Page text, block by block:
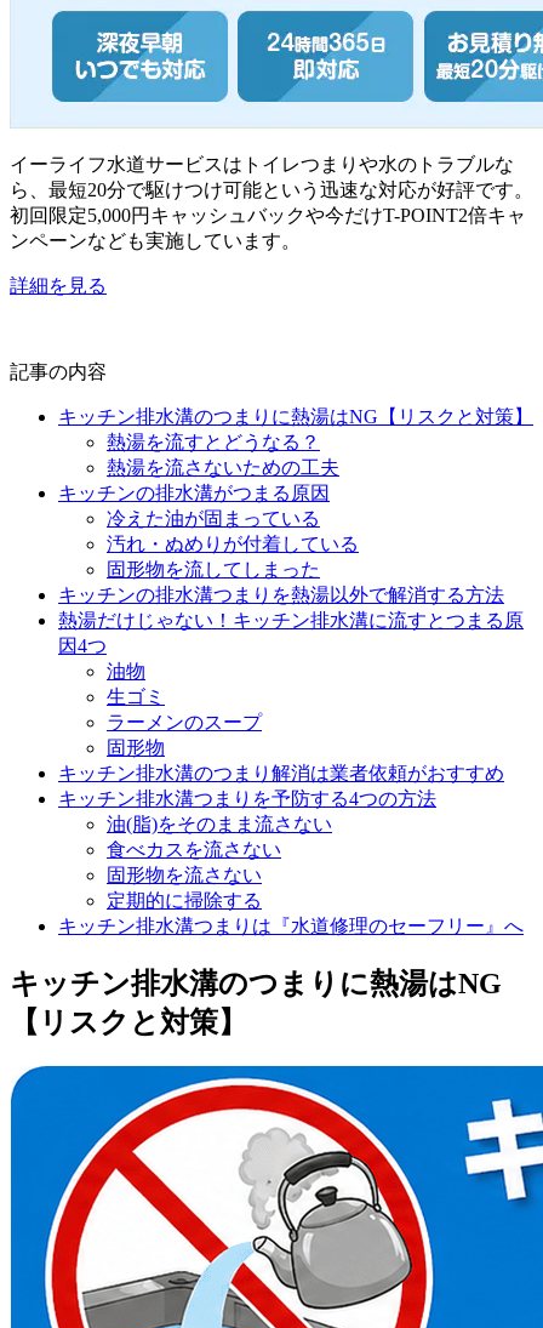
イーライフ水道サービスはトイレつまりや水のトラブルな
ら、最短20分で駆けつけ可能という迅速な対応が好評です。
初回限定5,000円キャッシュバックや今だけT-POINT2倍キャ
ンペーンなども実施しています。
詳細を見る
記事の内容
キッチン排水溝のつまりに熱湯はNG【リスクと対策】
熱湯を流すとどうなる？
熱湯を流さないための工夫
キッチンの排水溝がつまる原因
冷えた油が固まっている
汚れ・ぬめりが付着している
固形物を流してしまった
キッチンの排水溝つまりを熱湯以外で解消する方法
熱湯だけじゃない！キッチン排水溝に流すとつまる原
因4つ
油物
生ゴミ
ラーメンのスープ
固形物
キッチン排水溝のつまり解消は業者依頼がおすすめ
キッチン排水溝つまりを予防する4つの方法
油(脂)をそのまま流さない
食べカスを流さない
固形物を流さない
定期的に掃除する
キッチン排水溝つまりは『水道修理のセーフリー』へ
キッチン排水溝のつまりに熱湯はNG
【リスクと対策】